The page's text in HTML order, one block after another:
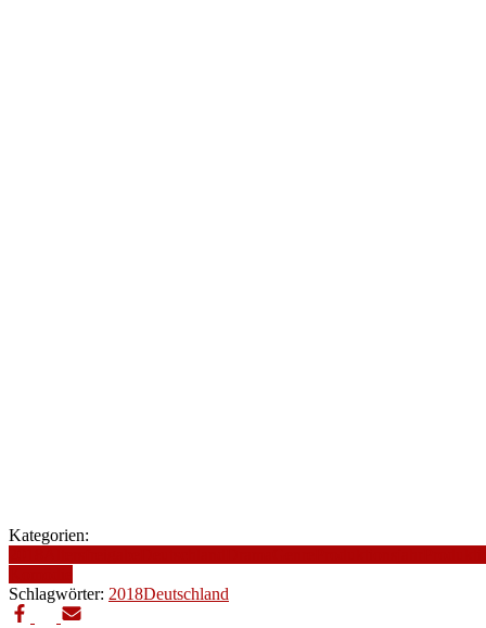
Kategorien:
Schlagwörter: 2018Deutschland